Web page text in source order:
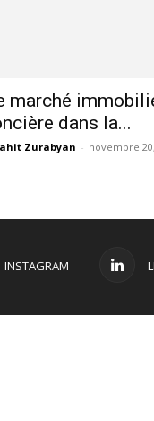
marché
dans la...
Zurabyan - novembre
INSTAGRAM